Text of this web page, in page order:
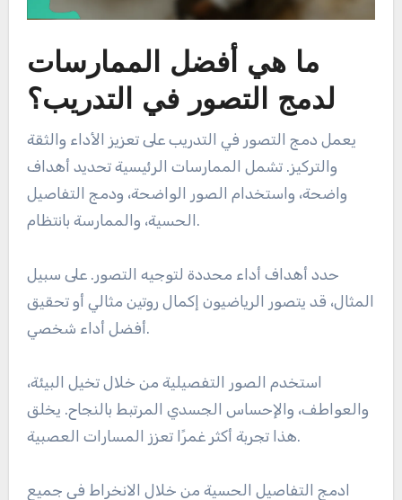
ما هي أفضل الممارسات
لدمج التصور في التدريب؟
يعمل دمج التصور في التدريب على تعزيز الأداء والثقة
والتركيز. تشمل الممارسات الرئيسية تحديد أهداف
واضحة، واستخدام الصور الواضحة، ودمج التفاصيل
الحسية، والممارسة بانتظام.
حدد أهداف أداء محددة لتوجيه التصور. على سبيل
المثال، قد يتصور الرياضيون إكمال روتين مثالي أو تحقيق
أفضل أداء شخصي.
استخدم الصور التفصيلية من خلال تخيل البيئة،
والعواطف، والإحساس الجسدي المرتبط بالنجاح. يخلق
هذا تجربة أكثر غمرًا تعزز المسارات العصبية.
ادمج التفاصيل الحسية من خلال الانخراط في جميع